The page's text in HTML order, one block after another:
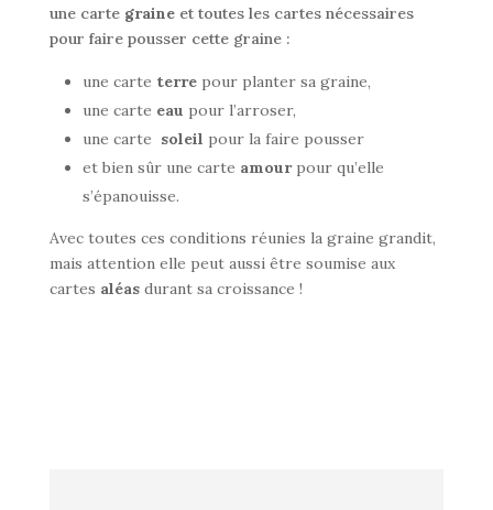
une carte graine et toutes les cartes nécessaires
pour faire pousser cette graine :
une carte terrepour planter sa graine,
une carte eau pour l’arroser,
une carte soleil pour la faire pousser
et bien sûr une carte amourpour qu’elle
s’épanouisse.
Avec toutes ces conditions réunies la graine grandit,
mais attention elle peut aussi être soumise aux
cartes aléas durant sa croissance !